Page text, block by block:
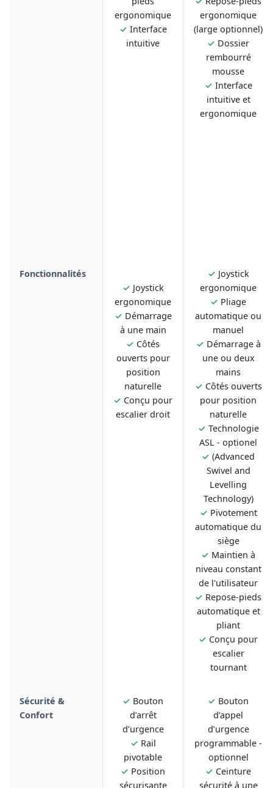
ergonomique
✓ Interface
intuitive
ergonomique
(large optionnel)
✓ Dossier
rembourré
mousse
✓ Interface
intuitive et
ergonomique
Fonctionnalités
✓ Joystick
ergonomique
✓ Démarrage
à une main
✓ Côtés
ouverts pour
position
naturelle
✓ Conçu pour
escalier droit
✓ Joystick
ergonomique
✓ Pliage
automatique ou
manuel
✓ Démarrage à
une ou deux
mains
✓ Côtés ouverts
pour position
naturelle
✓ Technologie
ASL - optionel
✓ (Advanced
Swivel and
Levelling
Technology)
✓ Pivotement
automatique du
siège
✓ Maintien à
niveau constant
de l'utilisateur
✓ Repose-pieds
automatique et
pliant
✓ Conçu pour
escalier
tournant
Sécurité &
Confort
✓ Bouton
d’arrêt
d’urgence
✓ Rail
pivotable
✓ Position
sécurisante
✓ Bouton
d’appel
d’urgence
programmable -
optionnel
✓ Ceinture
sécurité à une